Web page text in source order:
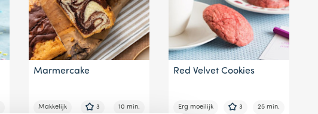
Marmercake
Makkelijk 3 10 min.
Red Velvet Cookies
Erg moeilijk 3 25 min.